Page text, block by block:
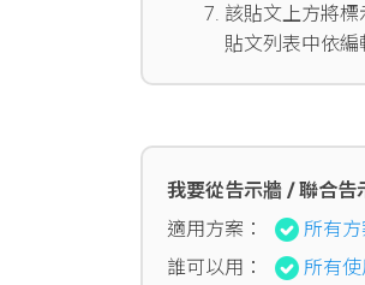
該貼文上方將
貼文列表中依
我要從告示牆 / 聯合告
適用方案：
所有方
誰可以用：
所有